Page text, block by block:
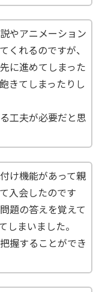
やアニメーション
くれるのですが、
に進めてしまった
きてしまったりし
工夫が必要だと思
け機能があって親
入会したのです
題の答えを覚えて
しまいました。
握することができ